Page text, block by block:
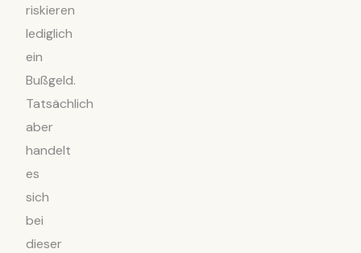
riskieren
lediglich
ein
Bußgeld.
Tatsächlich
aber
handelt
es
sich
bei
dieser